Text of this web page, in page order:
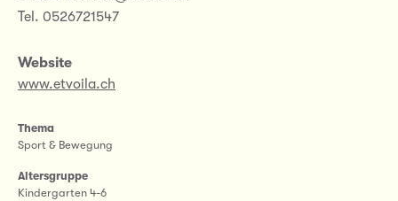
Tel. 0526721547
Website
www.etvoila.ch
Thema
Sport & Bewegung
Altersgruppe
Kindergarten 4-6